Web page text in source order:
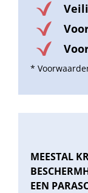
*
MEESTAL
EEN